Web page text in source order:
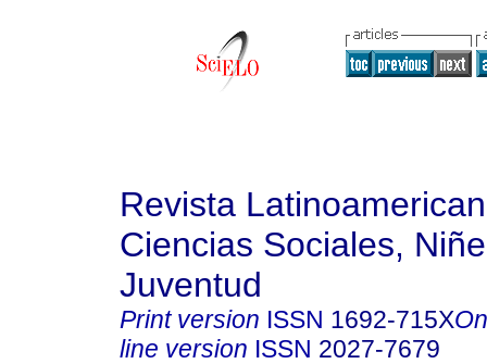
Revista
Ciencias Sociales,
Juventud
Print version ISSN 1692-715X
line version ISSN 2027-7679